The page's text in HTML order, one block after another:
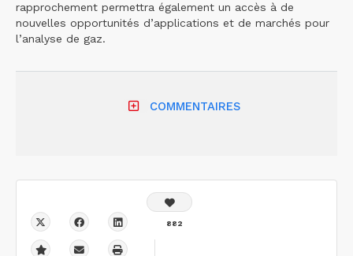
rapprochement permettra également un accès à de
nouvelles opportunités d’applications et de marchés pour
l’analyse de gaz.
COMMENTAIRES
882